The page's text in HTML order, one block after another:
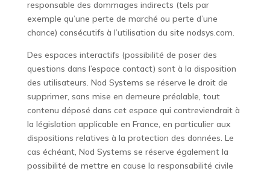
responsable des dommages indirects (tels par
exemple qu’une perte de marché ou perte d’une
chance) consécutifs à l’utilisation du site nodsys.com.
Des espaces interactifs (possibilité de poser des
questions dans l’espace contact) sont à la disposition
des utilisateurs. Nod Systems se réserve le droit de
supprimer, sans mise en demeure préalable, tout
contenu déposé dans cet espace qui contreviendrait à
la législation applicable en France, en particulier aux
dispositions relatives à la protection des données. Le
cas échéant, Nod Systems se réserve également la
possibilité de mettre en cause la responsabilité civile